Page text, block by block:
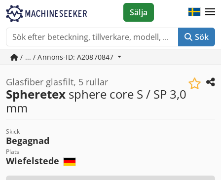
Sök
Sälja
/ ... / Annons-ID: A20870847
Glasfiber glasfilt, 5 rullar
Spheretex sphere core S / SP 3,0
mm
Skick
Begagnad
Plats
Wiefelstede